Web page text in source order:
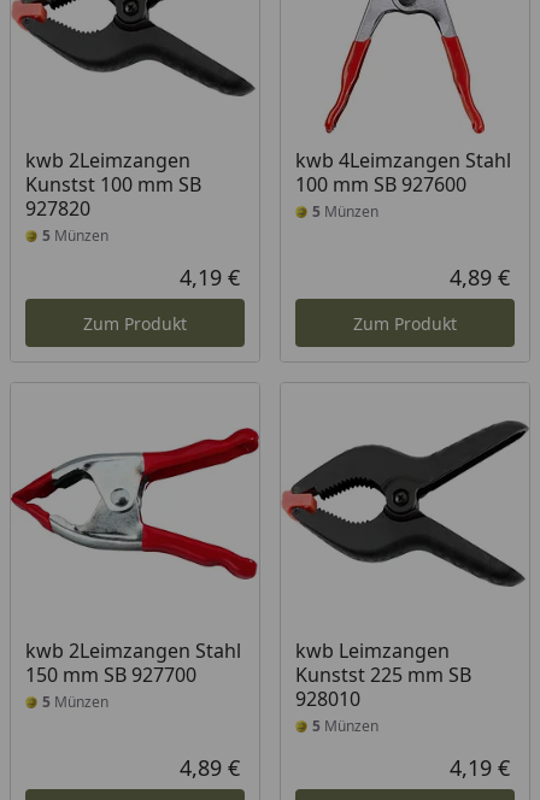
kwb 2Leimzangen
Kunstst 100 mm SB
927820
5 Münzen
Aktueller Preis
4,19 €
Zum Produkt
kwb 4Leimzangen Stahl
100 mm SB 927600
5 Münzen
4,89 €
Zum Produkt
kwb 2Leimzangen Stahl
150 mm SB 927700
5 Münzen
Aktueller Preis
4,89 €
kwb Leimzangen
Kunstst 225 mm SB
928010
5 Münzen
4,19 €